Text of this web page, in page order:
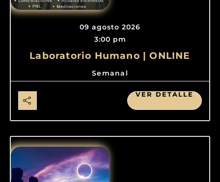
09 agosto 2026
3:00 pm
Laboratorio Humano | ONLINE
Semanal
VER DETALLE